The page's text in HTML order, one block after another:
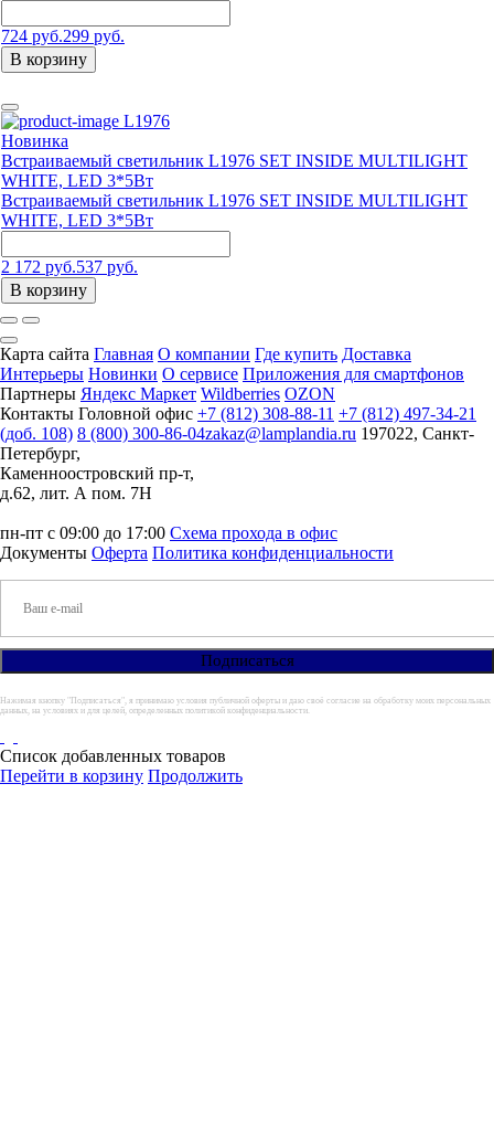
724 руб.299 руб.
В корзину
L1976
Новинка
Встраиваемый светильник L1976 SET INSIDE MULTILIGHT
WHITE, LED 3*5Вт
Встраиваемый светильник L1976 SET INSIDE MULTILIGHT
WHITE, LED 3*5Вт
2 172 руб.537 руб.
В корзину
Карта сайта Главная О компании Где купить Доставка
Интерьеры Новинки О сервисе Приложения для смартфонов
Партнеры Яндекс Маркет Wildberries OZON
Контакты Головной офис +7 (812) 308-88-11 +7 (812) 497-34-21
(доб. 108) 8 (800) 300-86-04zakaz@lamplandia.ru 197022, Санкт-
Петербург,
Каменноостровский пр-т,
д.62, лит. А пом. 7Н
пн-пт с 09:00 до 17:00 Схема прохода в офис
Документы Оферта Политика конфиденциальности
Нажимая кнопку "Подписаться", я принимаю условия публичной оферты и даю своё согласие на обработку моих персональных
данных, на условиях и для целей, определенных политикой конфиденциальности.
Список добавленных товаров
Перейти в корзину Продолжить